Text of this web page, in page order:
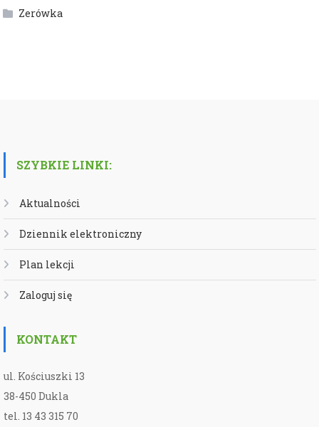
Zerówka
SZYBKIE LINKI:
Aktualności
Dziennik elektroniczny
Plan lekcji
Zaloguj się
KONTAKT
ul. Kościuszki 13
38-450 Dukla
tel. 13 43 315 70